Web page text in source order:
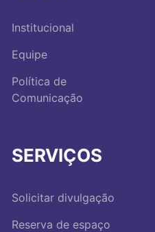
Institucional
Equipe
Política de
Comunicação
SERVIÇOS
Solicitar divulgação
Reserva de espaço